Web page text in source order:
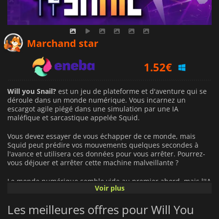
Marchand star
1.52€
1.25€
Will you Snail? est un jeu de plateforme et d'aventure qui se
déroule dans un monde numérique. Vous incarnez un
escargot agile piégé dans une simulation par une IA
maléfique et sarcastique appelée Squid.
Vous devez essayer de vous échapper de ce monde, mais
Squid peut prédire vos mouvements quelques secondes à
l'avance et utilisera ces données pour vous arrêter. Pourrez-
vous déjouer et arrêter cette machine malveillante ?
Le monde numérique semble vide au premier abord, mais l'IA
le contrôle entièrement. Squid peut créer toutes sortes de
des bombes, etc. Si vous perdez, vous pouvez vous attendre à
être raillé pour votre échec. Chaque niveau de Will you Snail?
Voir plus
Les meilleures offres pour Will You